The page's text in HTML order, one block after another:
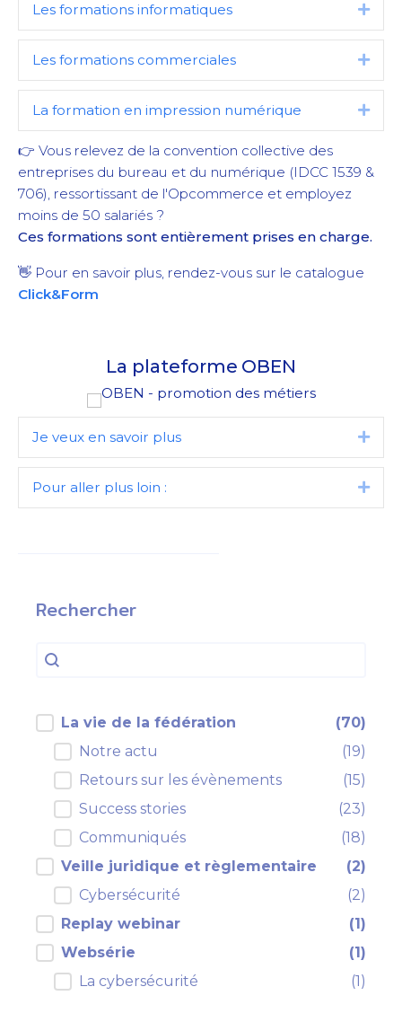
Les formations informatiques
Les formations commerciales
La formation en impression numérique
👉 Vous relevez de la convention collective des
entreprises du bureau et du numérique (IDCC 1539 &
706), ressortissant de l'Opcommerce et employez
moins de 50 salariés ?
Ces formations sont entièrement prises en charge.
👋 Pour en savoir plus, rendez-vous sur le catalogue
Click&Form
La plateforme OBEN
Je veux en savoir plus
Pour aller plus loin :
Rechercher
Rechercher
Rechercher
filtre cp actualités
La vie de la fédération
(70)
Notre actu
(19)
Retours sur les évènements
(15)
Success stories
(23)
Communiqués
(18)
Veille juridique et règlementaire
(2)
Cybersécurité
(2)
Replay webinar
(1)
Websérie
(1)
La cybersécurité
(1)